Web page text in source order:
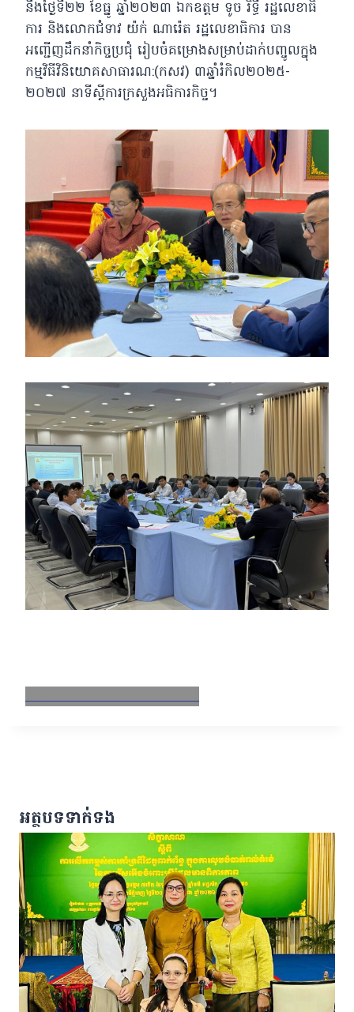
នឹងថ្ងៃទី២២ ខែធ្នូ ឆ្នាំ២០២៣ ឯកឧត្តម ទូច រិទ្ធី រដ្ឋលេខាធិ
ការ និងលោកជំទាវ យ៉ក់ ណារ៉េត រដ្ឋលេខាធិការ បាន
អញ្ជើញដឹកនាំកិច្ចប្រជុំ រៀបចំគម្រោងសម្រាប់ដាក់បញ្ចូលក្នុង
កម្មវិធីវិនិយោគសាធារណ:(កសវ) ៣ឆ្នាំរំកិល២០២៥-
២០២៧ នាទីស្តីការក្រសួងអធិការកិច្ច។
FacebookXEmailLinkedIn
អត្ថបទទាក់ទង